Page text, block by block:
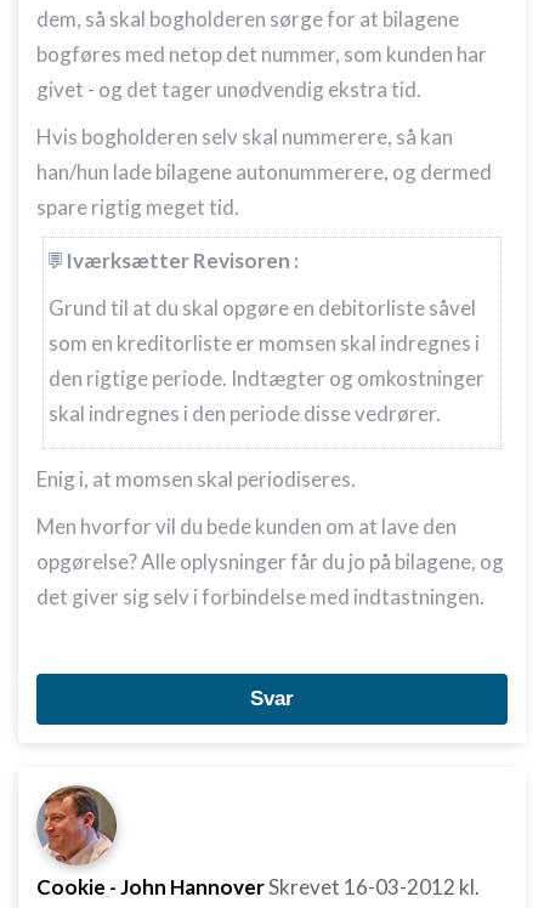
dem, så skal bogholderen sørge for at bilagene
bogføres med netop det nummer, som kunden har
givet - og det tager unødvendig ekstra tid.
Hvis bogholderen selv skal nummerere, så kan
han/hun lade bilagene autonummerere, og dermed
spare rigtig meget tid.
Iværksætter Revisoren :
Grund til at du skal opgøre en debitorliste såvel
som en kreditorliste er momsen skal indregnes i
den rigtige periode. Indtægter og omkostninger
skal indregnes i den periode disse vedrører.
Enig i, at momsen skal periodiseres.
Men hvorfor vil du bede kunden om at lave den
opgørelse? Alle oplysninger får du jo på bilagene, og
det giver sig selv i forbindelse med indtastningen.
Svar
Cookie - John HannoverSkrevet 16-03-2012 kl.
Bruge præcise geografiske
placeringsoplysninger
Identificere enheder baseret på aktivt
anmodede oplysninger
Ikke-IAB-behandlingsformål:
Nødvendig
Funktionel
Annoncering / marketing